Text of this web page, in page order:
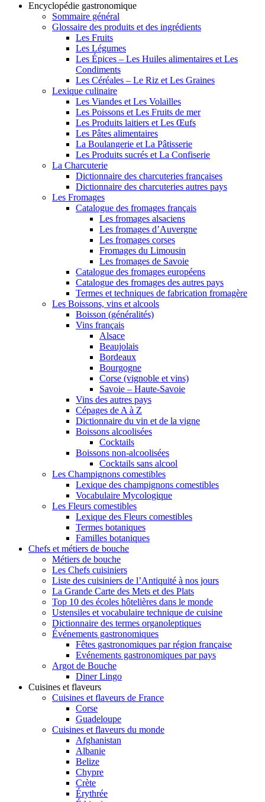
Encyclopédie gastronomique
Sommaire général
Glossaire des produits et des ingrédients
Les Fruits
Les Légumes
Les Épices – Les Huiles alimentaires et Les
Condiments
Les Céréales – Le Riz et Les Graines
Lexique culinaire
Les Viandes et Les Volailles
Les Poissons et Les Fruits de mer
Les Produits laitiers et Les Œufs
Les Pâtes alimentaires
La Boulangerie et La Pâtisserie
Les Produits sucrés et La Confiserie
La Charcuterie
Dictionnaire des charcuteries françaises
Dictionnaire des charcuteries autres pays
Les Fromages
Catalogue des fromages français
Les fromages alsaciens
Les fromages d’Auvergne
Les fromages corses
Fromages du Limousin
Les fromages de Savoie
Catalogue des fromages européens
Catalogue des fromages des autres pays
Termes et techniques de fabrication fromagère
Les Boissons, vins et alcools
Boisson (généralités)
Vins français
Alsace
Beaujolais
Bordeaux
Bourgogne
Corse (vignoble et vins)
Savoie – Haute-Savoie
Vins des autres pays
Cépages de A à Z
Dictionnaire du vin et de la vigne
Boissons alcoolisées
Cocktails
Boissons non-alcoolisées
Cocktails sans alcool
Les Champignons comestibles
Lexique des champignons comestibles
Vocabulaire Mycologique
Les Fleurs comestibles
Lexique des Fleurs comestibles
Termes botaniques
Familles botaniques
Chefs et métiers de bouche
Métiers de bouche
Les Chefs cuisiniers
Liste des cuisiniers de l’Antiquité à nos jours
La Grande Carte des Mets et des Plats
Top 10 des écoles hôtelières dans le monde
Ustensiles et vocabulaire technique de cuisine
Dictionnaire des termes organoleptiques
Événements gastronomiques
Fêtes gastronomiques par région française
Evénements gastronomiques par pays
Argot de Bouche
Diner Lingo
Cuisines et flaveurs
Cuisines et flaveurs de France
Corse
Guadeloupe
Cuisines et flaveurs du monde
Afghanistan
Albanie
Belize
Chypre
Crète
Érythrée